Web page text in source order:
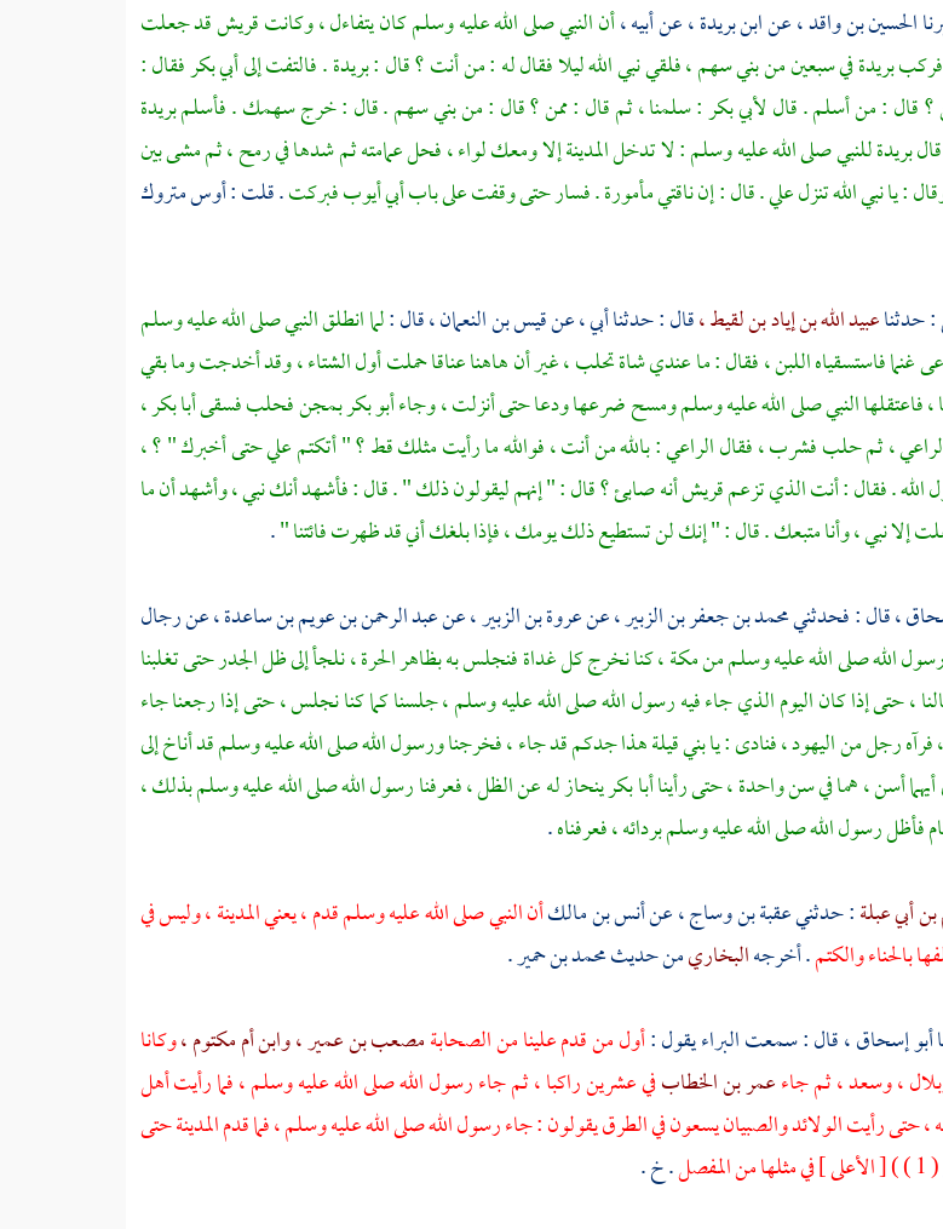
الحسين بن واقد ،عنابن بريدة ،عن أبيه ،أن النبي صلى الله عليه وسلم كان يتفاءل ، وكانتقريشقد جعلت
فركببريدةفي سبعين منبني سهم ،فلقي نبي الله ليلا فقال له : من أنت ؟ قال :بريدة. فالتفت إلىأبي بكرفقال :
؟ قال : منأسلم .قاللأبي بكر: سلمنا ، ثم قال : ممن ؟ قال : منبني سهم. قال : خرج سهمك . فأسلمبريدة
بريدة للنبي صلى الله عليه وسلم : لا تدخلالمدينةإلا ومعك لواء ، فحل عمامته ثم شدها في رمح ، ثم مشى بين
: يا نبي الله تنزل علي . قال : إن ناقتي مأمورة . فسار حتى وقفت على بابأبي أيوبفبركت. قلت :أوسمتروك
: حدثناعبيد الله بن إياد بن لقيط ،قال : حدثنا أبي ، عنقيس بن النعمان ،قال :لما انطلق النبي صلى الله عليه وسلم
غنما فاستسقياه اللبن ، فقال : ما عندي شاة تحلب ، غير أن هاهنا عناقا حملت أول الشتاء ، وقد أخدجت وما بقي
، فاعتقلها النبي صلى الله عليه وسلم ومسح ضرعها ودعا حتى أنزلت ، وجاءأبو بكربمجن فحلب فسقىأبا بكر ،
، ثم حلب فشرب ، فقال الراعي : بالله من أنت ، فوالله ما رأيت مثلك قط ؟ " أتكتم علي حتى أخبرك " ؟ ،
الله . فقال : أنت الذي تزعمقريشأنه صابئ ؟ قال : " إنهم ليقولون ذلك " . قال : فأشهد أنك نبي ، وأشهد أن ما
إلا نبي ، وأنا متبعك . قال : " إنك لن تستطيع ذلك يومك ، فإذا بلغك أني قد ظهرت فائتنا ".
، قال : فحدثنيمحمد بن جعفر بن الزبير ،عنعروة بن الزبير ،عنعبد الرحمن بن عويم بن ساعدة ،عن رجال
رسول الله صلى الله عليه وسلم منمكة ،كنا نخرج كل غداة فنجلس به بظاهرالحرة ،نلجأ إلى ظل الجدر حتى تغلبنا
، حتى إذا كان اليوم الذي جاء فيه رسول الله صلى الله عليه وسلم ، جلسنا كما كنا نجلس ، حتى إذا رجعنا جاء
فرآه رجل مناليهود ،فنادى : يابني قيلةهذا جدكم قد جاء ، فخرجنا ورسول الله صلى الله عليه وسلم قد أناخ إلى
أسن ، هما في سن واحدة ، حتى رأيناأبا بكرينحاز له عن الظل ، فعرفنا رسول الله صلى الله عليه وسلم بذلك ،
فأظل رسول الله صلى الله عليه وسلم بردائه ، فعرفناه.
أبي عبلة: حدثنيعقبة بن وساج ،عنأنس بن مالكأن النبي صلى الله عليه وسلم قدم ، يعنيالمدينة ،وليس في
بالحناء والكتم. أخرجهالبخاريمن حديثمحمد بن حمير.
أبو إسحاق ،قال : سمعتالبراءيقول :أول من قدم علينا من الصحابةمصعب بن عمير ،وابن أم مكتوم ،وكانا
،وسعد ،ثم جاءعمر بن الخطابفي عشرين راكبا ، ثم جاء رسول الله صلى الله عليه وسلم ، فما رأيتأهل
حتى رأيت الولائد والصبيان يسعون في الطرق يقولون : جاء رسول الله صلى الله عليه وسلم ، فما قدمالمدينةحتى
( 1 ) ) [ الأعلى ] في مثلها من المفصل
. خ .